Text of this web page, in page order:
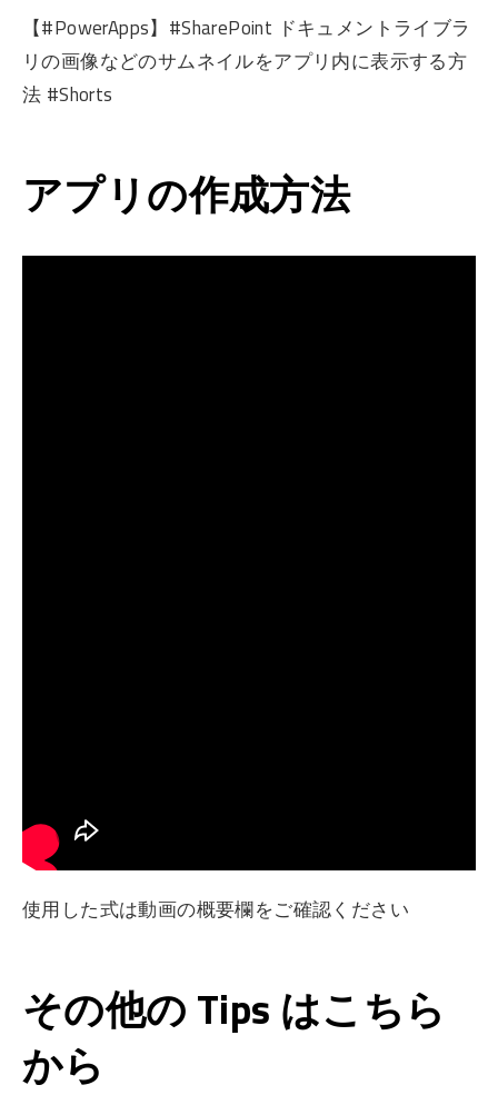
【#PowerApps】#SharePoint ドキュメントライブラ
リの画像などのサムネイルをアプリ内に表示する方
法 #Shorts
アプリの作成方法
使用した式は動画の概要欄をご確認ください
その他の Tips はこちら
から